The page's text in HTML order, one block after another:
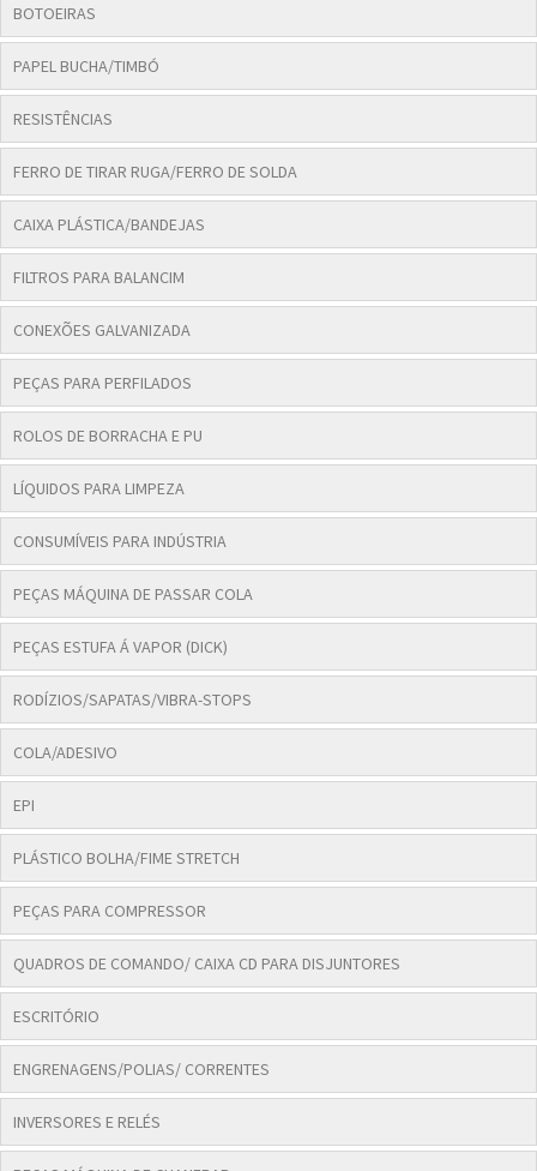
BOTOEIRAS
PAPEL BUCHA/TIMBÓ
RESISTÊNCIAS
FERRO DE TIRAR RUGA/FERRO DE SOLDA
CAIXA PLÁSTICA/BANDEJAS
FILTROS PARA BALANCIM
CONEXÕES GALVANIZADA
PEÇAS PARA PERFILADOS
ROLOS DE BORRACHA E PU
LÍQUIDOS PARA LIMPEZA
CONSUMÍVEIS PARA INDÚSTRIA
PEÇAS MÁQUINA DE PASSAR COLA
PEÇAS ESTUFA Á VAPOR (DICK)
RODÍZIOS/SAPATAS/VIBRA-STOPS
COLA/ADESIVO
EPI
PLÁSTICO BOLHA/FIME STRETCH
PEÇAS PARA COMPRESSOR
QUADROS DE COMANDO/ CAIXA CD PARA DISJUNTORES
ESCRITÓRIO
ENGRENAGENS/POLIAS/ CORRENTES
INVERSORES E RELÉS